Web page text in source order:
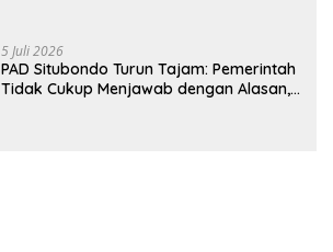
5 Juli 2026
PAD Situbondo Turun Tajam: Pemerintah
Tidak Cukup Menjawab dengan Alasan,